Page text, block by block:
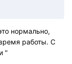
нормально,
работы. С
"